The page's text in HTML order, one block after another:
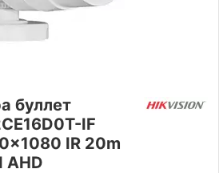
буллет
IF
IR 20m
AHD